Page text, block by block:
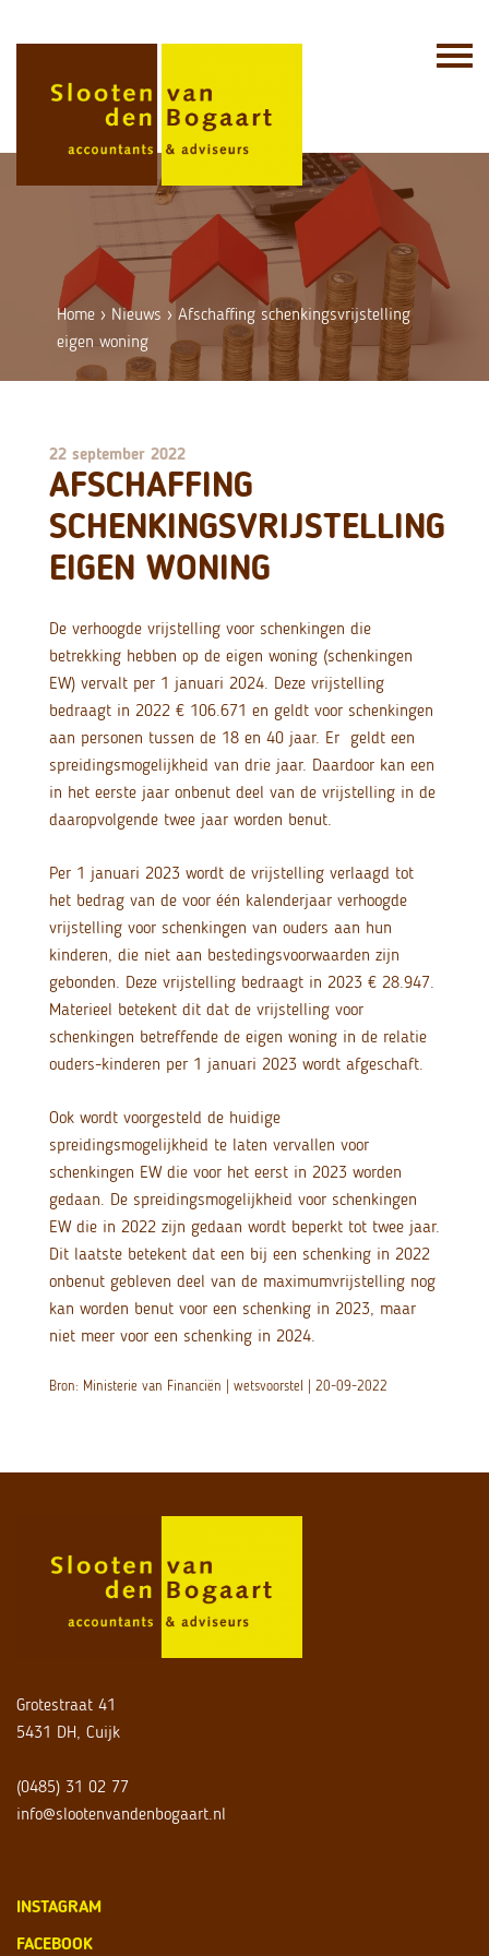
Home › Nieuws ›Afschaffing schenkingsvrijstelling
eigen woning
22 september 2022
AFSCHAFFING
SCHENKINGSVRIJSTELLING
EIGEN WONING
De verhoogde vrijstelling voor schenkingen die
betrekking hebben op de eigen woning (schenkingen
EW) vervalt per 1 januari 2024. Deze vrijstelling
bedraagt in 2022 € 106.671 en geldt voor schenkingen
aan personen tussen de 18 en 40 jaar. Er geldt een
spreidingsmogelijkheid van drie jaar. Daardoor kan een
in het eerste jaar onbenut deel van de vrijstelling in de
daaropvolgende twee jaar worden benut.
Per 1 januari 2023 wordt de vrijstelling verlaagd tot
het bedrag van de voor één kalenderjaar verhoogde
vrijstelling voor schenkingen van ouders aan hun
kinderen, die niet aan bestedingsvoorwaarden zijn
gebonden. Deze vrijstelling bedraagt in 2023 € 28.947.
Materieel betekent dit dat de vrijstelling voor
schenkingen betreffende de eigen woning in de relatie
ouders-kinderen per 1 januari 2023 wordt afgeschaft.
Ook wordt voorgesteld de huidige
spreidingsmogelijkheid te laten vervallen voor
schenkingen EW die voor het eerst in 2023 worden
gedaan. De spreidingsmogelijkheid voor schenkingen
EW die in 2022 zijn gedaan wordt beperkt tot twee jaar.
Dit laatste betekent dat een bij een schenking in 2022
onbenut gebleven deel van de maximumvrijstelling nog
kan worden benut voor een schenking in 2023, maar
niet meer voor een schenking in 2024.
Bron: Ministerie van Financiën | wetsvoorstel | 20-09-2022
Grotestraat 41
5431 DH, Cuijk
(0485) 31 02 77
info@slootenvandenbogaart.nl
INSTAGRAM
FACEBOOK